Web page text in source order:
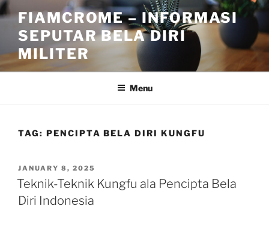
Skip
to
content
FIAMCROME – INFORMASI
SEPUTAR BELA DIRI
MILITER
Menu
TAG: PENCIPTA BELA DIRI KUNGFU
POSTED
ON
JANUARY 8, 2025
Teknik-Teknik Kungfu ala Pencipta Bela
Diri Indonesia